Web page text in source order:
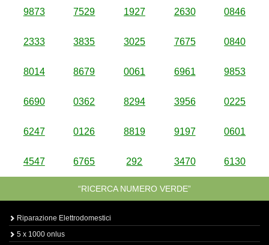
9873 7529 1927 2630 0846
2333 3835 3025 7675 0840
8014 8679 0061 6961 9853
6690 0362 8294 3956 0225
6247 0126 8819 9197 0601
4547 6765 292 3470 6130
“RICERCA NUMERO VERDE”
Riparazione Elettrodomestici
5 x 1000 onlus